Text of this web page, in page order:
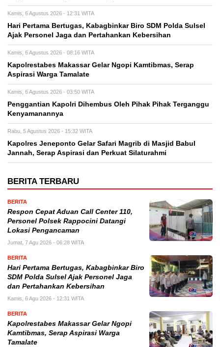
Kamis, 6 Agustus 2026 - 12:31 WITA
Hari Pertama Bertugas, Kabagbinkar Biro SDM Polda Sulsel
Ajak Personel Jaga dan Pertahankan Kebersihan
Kamis, 6 Agustus 2026 - 08:16 WITA
Kapolrestabes Makassar Gelar Ngopi Kamtibmas, Serap
Aspirasi Warga Tamalate
Kamis, 6 Agustus 2026 - 03:50 WITA
Penggantian Kapolri Dihembus Oleh Pihak Pihak Terganggu
Kenyamanannya
Rabu, 5 Agustus 2026 - 15:32 WITA
Kapolres Jeneponto Gelar Safari Magrib di Masjid Babul
Jannah, Serap Aspirasi dan Perkuat Silaturahmi
BERITA TERBARU
BERITA
Respon Cepat Aduan Call Center 110,
Personel Polsek Rappocini Datangi
Lokasi Pengancaman
Jumat, 7 Agu 2026 - 06:28 WITA
BERITA
Hari Pertama Bertugas, Kabagbinkar Biro
SDM Polda Sulsel Ajak Personel Jaga
dan Pertahankan Kebersihan
Kamis, 6 Agu 2026 - 12:31 WITA
BERITA
Kapolrestabes Makassar Gelar Ngopi
Kamtibmas, Serap Aspirasi Warga
Tamalate